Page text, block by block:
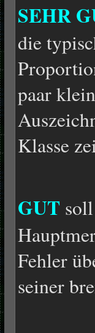
SEHR
die
paar
Klasse
GUT
Fehler
seiner